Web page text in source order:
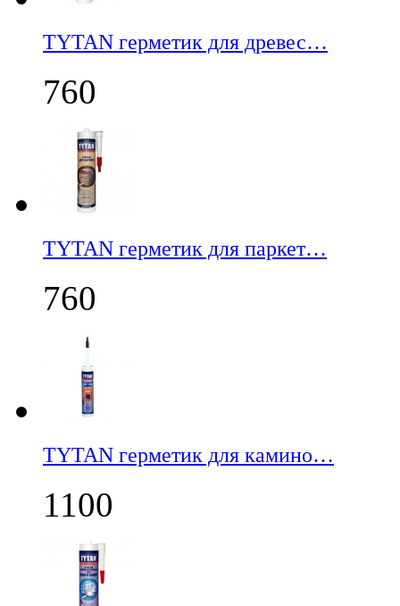
TYTAN герметик для древес…
760
TYTAN герметик для паркет…
760
TYTAN герметик для камино…
1100